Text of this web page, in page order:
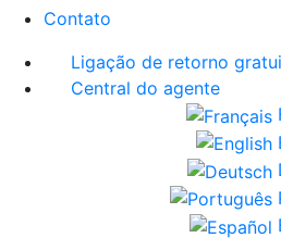
Contato
Ligação de retorno
Central do agente